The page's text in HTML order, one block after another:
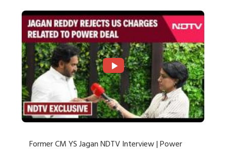
Former CM YS Jagan NDTV Interview | Power